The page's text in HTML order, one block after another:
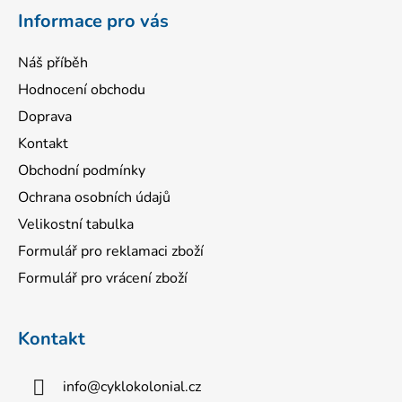
Informace pro vás
Náš příběh
Hodnocení obchodu
Doprava
Kontakt
Obchodní podmínky
Ochrana osobních údajů
Velikostní tabulka
Formulář pro reklamaci zboží
Formulář pro vrácení zboží
Kontakt
info@cyklokolonial.cz